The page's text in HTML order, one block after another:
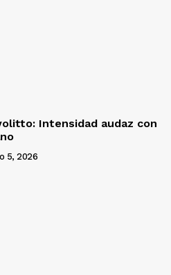
Intensidad audaz con
5, 2026